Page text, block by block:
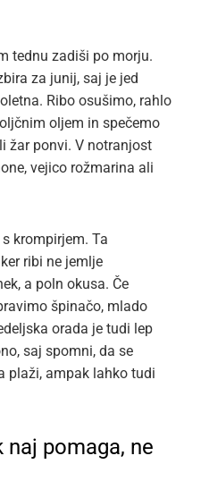
tednu zadiši po morju.
za junij, saj je jed
Ribo osušimo, rahlo
oljem in spečemo
žar ponvi. V notranjost
vejico rožmarina ali
krompirjem. Ta
ribi ne jemlje
a poln okusa. Če
špinačo, mlado
orada je tudi lep
saj spomni, da se
plaži, ampak lahko tudi
pomaga, ne